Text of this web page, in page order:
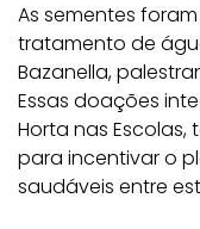
As sementes
tratamento de
Bazanella,
Essas doações
Horta nas
para incentivar o
saudáveis entre